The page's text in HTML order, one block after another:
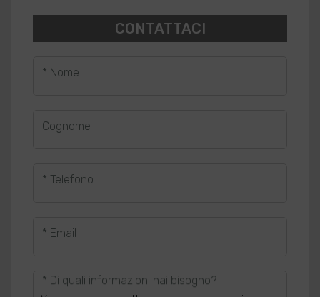
CONTATTACI
* Nome
Cognome
* Telefono
* Email
* Di quali informazioni hai bisogno?